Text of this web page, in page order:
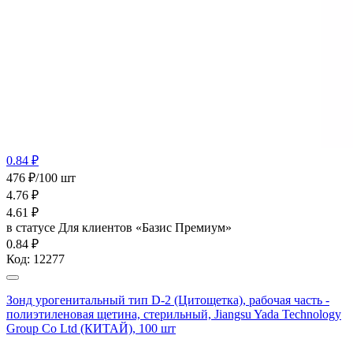
0.84 ₽
476 ₽/100 шт
4.76 ₽
4.61 ₽
в статусе Для клиентов «Базис Премиум»
0.84 ₽
Код: 12277
Зонд урогенитальный тип D-2 (Цитощетка), рабочая часть -
полиэтиленовая щетина, стерильный, Jiangsu Yada Technology
Group Co Ltd (КИТАЙ), 100 шт